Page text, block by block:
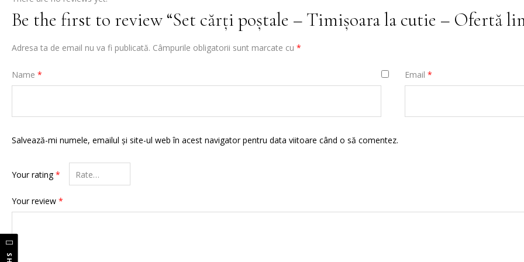
Be the first to review “Set cărți poștale – Timișoara la cutie – Ofertă
Adresa ta de email nu va fi publicată. Câmpurile obligatorii sunt marcate cu *
Name * Email *
Salvează-mi numele, emailul și site-ul web în acest navigator pentru data viitoare când o să comentez.
Your rating*
Your review *